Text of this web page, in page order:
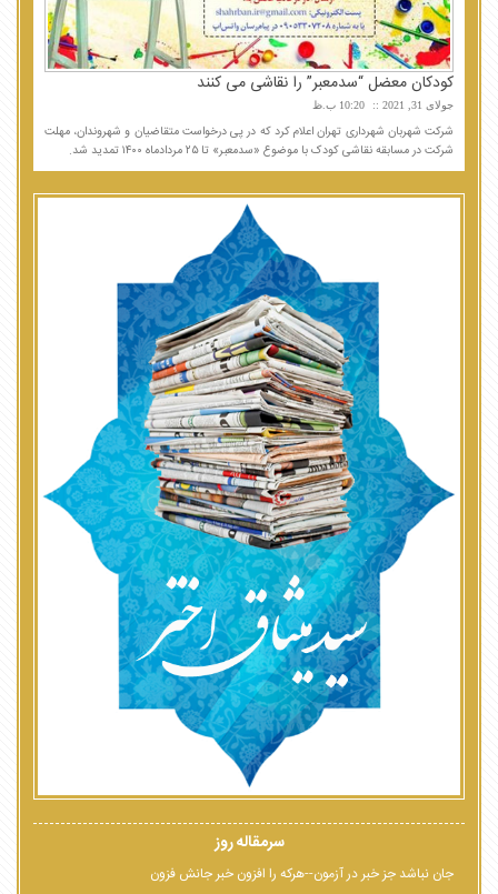
کودکان معضل “سدمعبر” را نقاشی می کنند
جولای 31, 2021 10:20 ب.ظ
شرکت شهربان شهرداری تهران اعلام کرد که در پی درخواست متقاضیان و شهروندان، مهلت
شرکت در مسابقه نقاشی کودک با موضوع «سدمعبر» تا ۲۵ مردادماه ۱۴۰۰ تمدید شد.
سرمقاله روز
جان نباشد جز خبر در آزمون--هرکه را افزون خبر جانش فزون